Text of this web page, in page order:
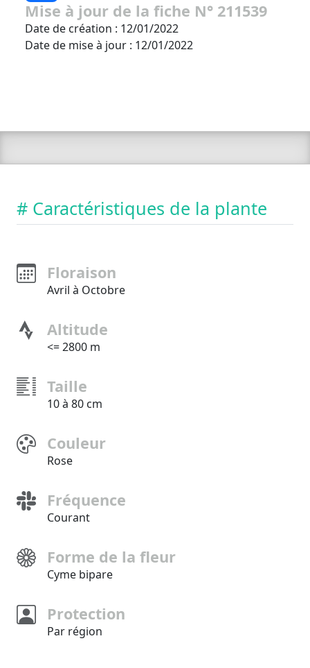
Mise à jour de la fiche N° 211539
Date de création : 12/01/2022
Date de mise à jour : 12/01/2022
# Caractéristiques de la plante
Floraison
Avril à Octobre
Altitude
<= 2800 m
Taille
10 à 80 cm
Couleur
Rose
Fréquence
Courant
Forme de la fleur
Cyme bipare
Protection
Par région